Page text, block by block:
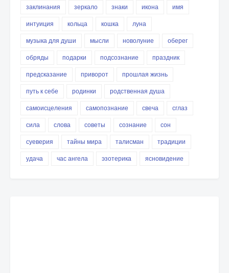
заклинания
зеркало знаки икона
имя
интуиция
кольца кошка
луна
музыка для души
мысли новолуние
оберег
обряды
подарки подсознание
праздник
предсказание
приворот
прошлая жизнь
путь к себе
родинки
родственная душа
самоисцеления
самопознание свеча
сглаз
сила
слова советы сознание
сон
суеверия
тайны мира талисман
традиции
удача
час ангела эзотерика ясновидение